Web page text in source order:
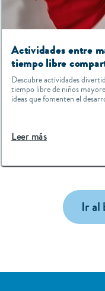
Actividades entre
tiempo libre
Descubre actividades
tiempo libre de niños
ideas que fomenten el
Leer más
Ir al